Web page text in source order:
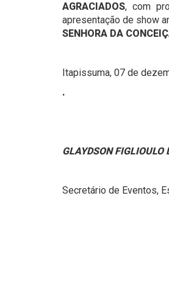
AGRACIADOS, com
apresentação de show
SENHORA DA
Itapissuma, 07 de
.
GLAYDSON FIGLIOULO
Secretário de Eventos,